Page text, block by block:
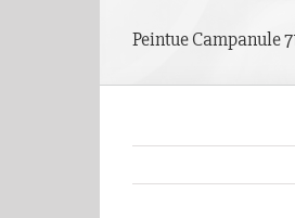
Peintue Campanule